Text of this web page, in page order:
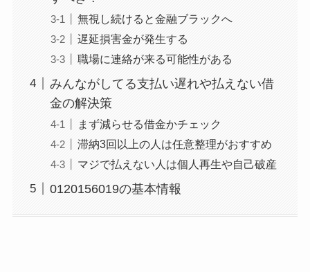
無視し続けると金融ブラックへ
遅延損害金が発生する
職場に連絡が来る可能性がある
みんながしてる支払い遅れや払えない借
金の解決策
まず減らせる借金かチェック
滞納3回以上の人は任意整理がおすすめ
マジで払えない人は個人再生や自己破産
0120156019の基本情報